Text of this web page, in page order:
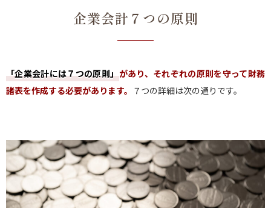
企業会計７つの原則
「企業会計には７つの原則」があり、それぞれの原則を守って財務
諸表を作成する必要があります。 ７つの詳細は次の通りです。